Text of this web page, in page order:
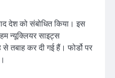
देश को संबोधित किया। इस
न्यूक्लियर साइट्स
तबाह कर दी गई हैं। फोर्डो पर